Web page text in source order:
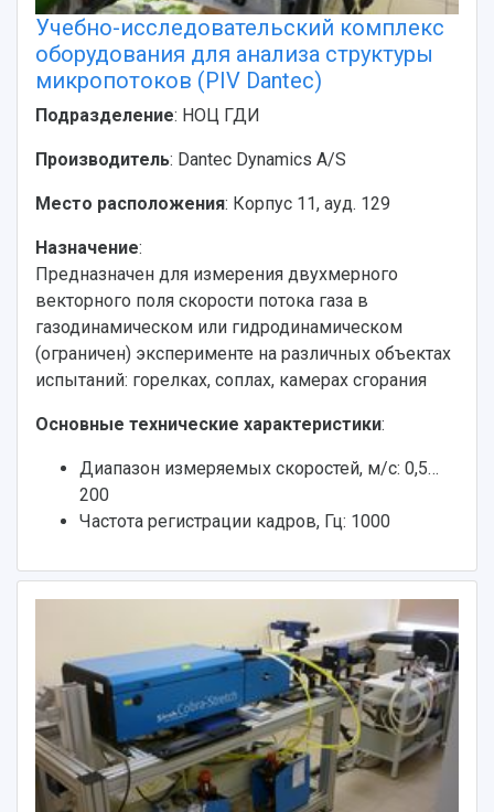
Учебно-исследовательский комплекс
оборудования для анализа структуры
микропотоков (PIV Dantec)
Подразделение: НОЦ ГДИ
Производитель: Dantec Dynamics A/S
Место расположения: Корпус 11, ауд. 129
Назначение:
Предназначен для измерения двухмерного
векторного поля скорости потока газа в
газодинамическом или гидродинамическом
(ограничен) эксперименте на различных объектах
испытаний: горелках, соплах, камерах сгорания
Основные технические характеристики:
Диапазон измеряемых скоростей, м/с: 0,5…
200
Частота регистрации кадров, Гц: 1000